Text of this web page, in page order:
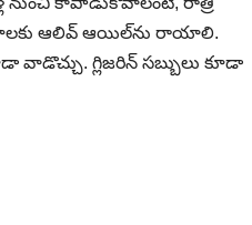
ఆలివ్‌ ఆయిల్‌ను రాయాలి.
గ్లిజరిన్‌ సబ్బులు కూడా